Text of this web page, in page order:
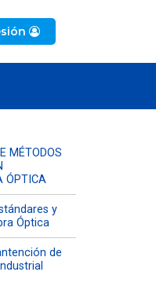
MÉTODOS
ÓPTICA
y
Óptica
de